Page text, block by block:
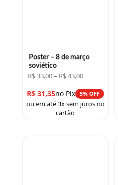
Poster – 8 de março
soviético
R$33,00– R$43,00Faixa
preço:
R$ 33,00
através
R$31,35no Pix 5% OFF
ou em até 3x sem juros no
cartão